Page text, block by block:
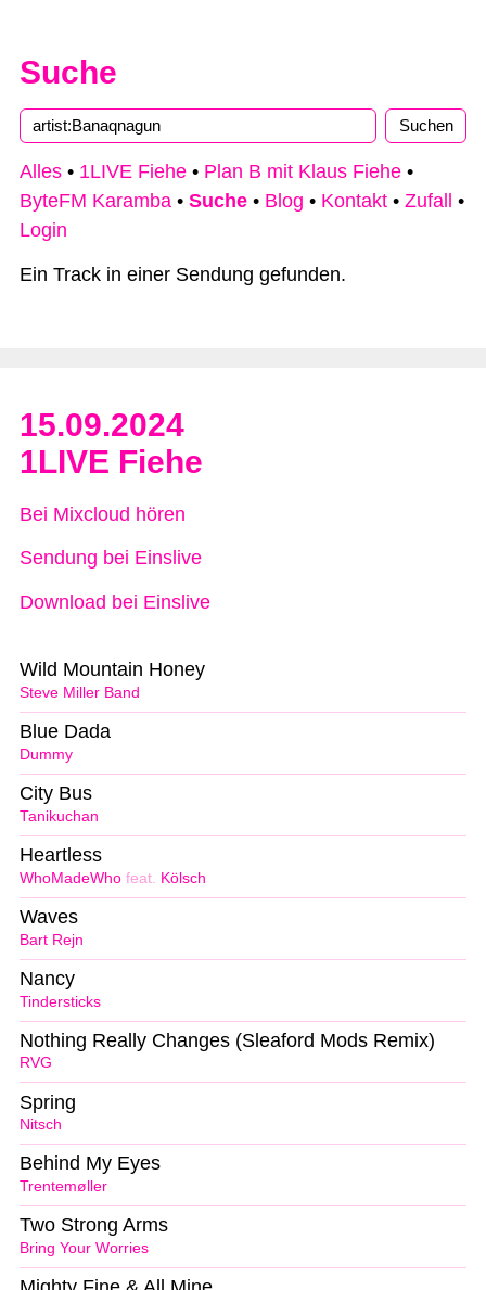
Suche
Alles • 1LIVE Fiehe • Plan B mit Klaus Fiehe •
ByteFM Karamba • Suche • Blog • Kontakt • Zufall
•
Login
Ein Track in einer Sendung gefunden.
15.09.2024
1LIVE Fiehe
Bei Mixcloud hören
Sendung bei Einslive
Download bei Einslive
Steve Miller Band
Wild Mountain Honey
Dummy
Blue Dada
Tanikuchan
City Bus
WhoMadeWho feat. Kölsch
Heartless
Bart Rejn
Waves
Tindersticks
Nancy
RVG
Nothing Really Changes (Sleaford Mods Remix)
Nitsch
Spring
Trentemøller
Behind My Eyes
Bring Your Worries
Two Strong Arms